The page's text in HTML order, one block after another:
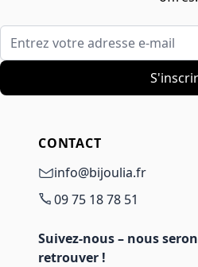
Entrez votre adresse e-mail
CONTACT
info@bijoulia.fr
09 75 18 78 51
Suivez-nous – nous
retrouver !